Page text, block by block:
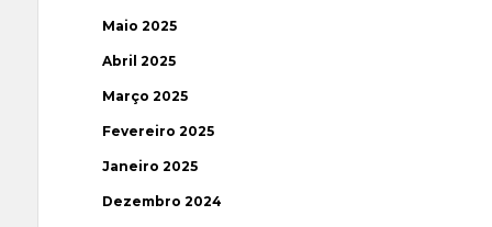
Maio 2025
Abril 2025
Março 2025
Fevereiro 2025
Janeiro 2025
Dezembro 2024